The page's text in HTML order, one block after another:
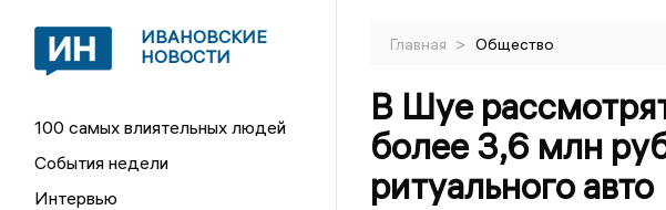
ИВАНОВСКИЕ
НОВОСТИ
100 самых влиятельных людей
События недели
Интервью
Главная > Общество
В Шуе
более 3,6 млн
ритуального авто